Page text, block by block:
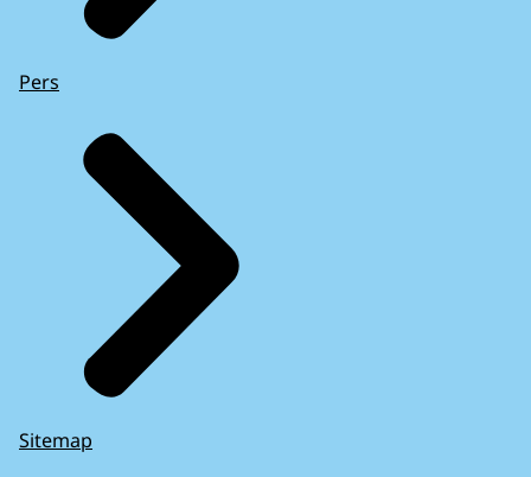
Pers
Sitemap